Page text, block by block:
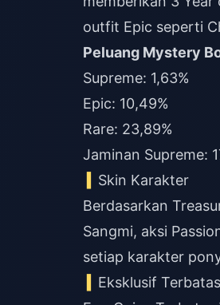
outfit Epic seperti
Peluang Mystery
Supreme: 1,63%
Epic: 10,49%
Rare: 23,89%
Jaminan Supreme:
Skin Karakter
Berdasarkan
Sangmi, aksi
setiap karakter
Eksklusif